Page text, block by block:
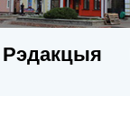
Рэдакцыя